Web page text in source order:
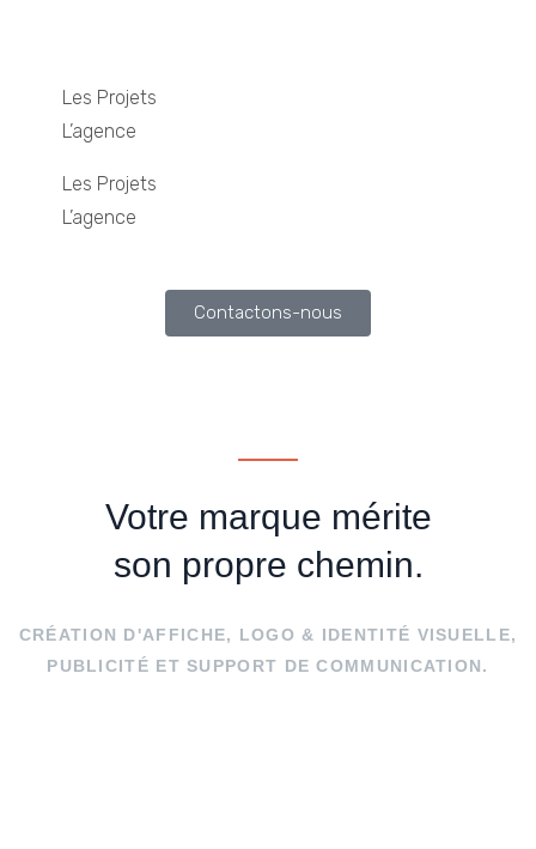
Les Projets
L’agence
Les Projets
L’agence
Contactons-nous
Votre marque mérite
son propre chemin.
CRÉATION D'AFFICHE, LOGO & IDENTITÉ VISUELLE,
PUBLICITÉ ET SUPPORT DE COMMUNICATION.